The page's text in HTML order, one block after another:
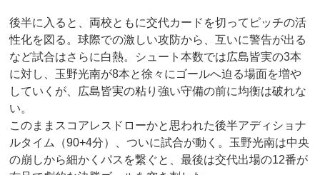
後半に入ると、両校ともに交代カードを切ってピッチの活
性化を図る。球際での激しい攻防から、互いに警告が出る
など試合はさらに白熱。シュート本数では広島皆実の3本
に対し、玉野光南が8本と徐々にゴールへ迫る場面を増や
していくが、広島皆実の粘り強い守備の前に均衡は破れな
い。
このままスコアレスドローかと思われた後半アディショナ
ルタイム（90+4分）、ついに試合が動く。玉野光南は中央
の崩しから細かくパスを繋ぐと、最後は交代出場の12番が